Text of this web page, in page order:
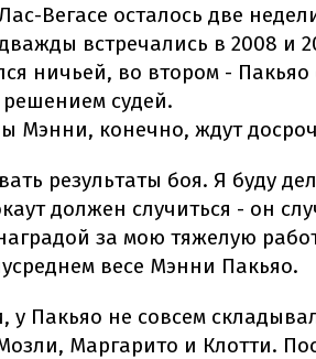
Вегасе осталось две
встречались в 2008 и
ничьей, во втором - Пакьяо
судей.
Мэнни, конечно, ждут
результаты боя. Я буду
должен случиться - он
за мою тяжелую
весе Мэнни Пакьяо.
у Пакьяо не совсем
Маргарито и Клотти.